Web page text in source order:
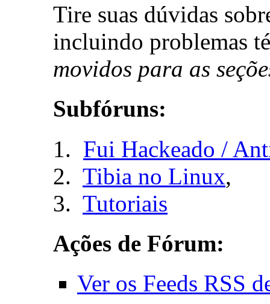
Tire suas dúvidas
incluindo problemas
movidos para as
Subfóruns:
Fui Hackeado /
Tibia no Linux,
Tutoriais
Ações de Fórum:
Ver os Feeds RSS